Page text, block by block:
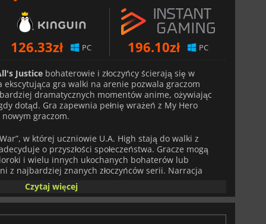
126.33zł PC 196.10zł PC
Justice bohaterowie i złoczyńcy ścierają się w
gra walki na arenie pozwala graczom
dramatycznych momentów anime, ożywiając
dotąd. Gra zapewnia pełnię wrażeń z My Hero
graczom.
w której uczniowie U.A. High stają do walki z
o przyszłości społeczeństwa. Gracze mogą
i wielu innych ukochanych bohaterów lub
z najbardziej znanych złoczyńców serii. Narracja
które odtwarzają najbardziej pamiętne momenty
bitwach 3 na 3 na arenie, gdzie strategia i praca
Czytaj więcej